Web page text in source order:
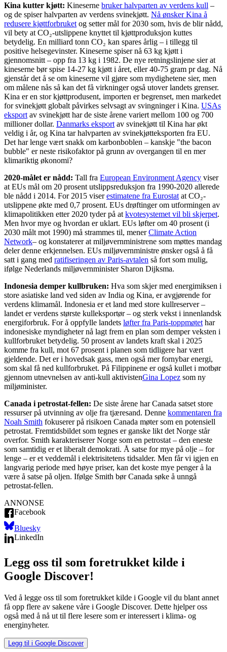
Kina kutter kjøtt: Kineserne bruker halvparten av verdens kull –
og de spiser halvparten av verdens svinekjøtt. Nå ønsker Kina å
redusere kjøttforbruket og setter mål for 2030 som, hvis de blir nådd,
vil bety at CO₂-utslippene knyttet til kjøttproduksjon kuttes
betydelig. En milliard tonn CO₂ kan spares årlig – i tillegg til
positive helsegevinster. Kineserne spiser nå 63 kg kjøtt i
gjennomsnitt – opp fra 13 kg i 1982. De nye retningslinjene sier at
kineserne bør spise 14-27 kg kjøtt i året, eller 40-75 gram pr dag. Nå
gjenstår det å se om kineserne vil gjøre som mydighetene sier, men
om målene nås så kan det få virkninger også utover landets grenser.
Kina er en stor kjøttprodusent, importen er begrenset, men markedet
for svinekjøtt globalt påvirkes selvsagt av svingninger i Kina. USAs
eksport av svinekjøtt har de siste årene variert mellom 100 og 700
millioner dollar. Danmarks eksport av svinekjøtt til Kina har økt
veldig i år, og Kina tar halvparten av svinekjøtteksporten fra EU.
Det har lenge vært snakk om karbonboblen – kanskje "the bacon
bubble" er neste risikofaktor på grunn av overgangen til en mer
klimariktig økonomi?
2020-målet er nådd: Tall fra European Environment Agency viser
at EUs mål om 20 prosent utslippsreduksjon fra 1990-2020 allerede
ble nådd i 2014. For 2015 viserestimatene fra Eurostat at CO₂-
utslippene økte med 0,7 prosent. EUs drøftinger om utformingen av
klimapolitikken etter 2020 tyder på at kvotesystemet vil bli skjerpet.
Men hvor mye og hvordan er uklart. EUs løfter om 40 prosent (i
2030 målt mot 1990) må strammes til, menerClimate Action
Network– og konstaterer at miljøvernministrene som møttes mandag
deler denne erkjennelsen. EUs miljøvernministre ønsker også å få
satt i gang med ratifiseringen av Paris-avtalen så fort som mulig,
ifølge Nederlands miljøvernminister Sharon Dijksma.
Indonesia demper kullbruken: Hva som skjer med energimiksen i
store asiatiske land ved siden av India og Kina, er avgjørende for
verdens klimamål. Indonesia er et land med store kullreserver –
landet er verdens største kulleksportør – og sterk vekst i innenlandsk
energiforbruk. For å oppfylle landets løfter fra Paris-toppmøtet har
indonesiske myndigheter nå lagt frem en plan som demper veksten i
kullforbruket betydelig. 50 prosent av landets kraft skal i 2025
komme fra kull, mot 67 prosent i planen som tidligere har vært
gjeldende. Det er i hovedsak gass, men også mer fornybar energi,
som skal få ned kullforbruket. På Filippinene er også kullet i motbør
gjennom utnevnelsen av anti-kull aktivistenGina Lopez som ny
miljøminister.
Canada i petrostat-fellen: De siste årene har Canada satset store
ressurser på utvinning av olje fra tjæresand. Denne kommentaren fra
Noah Smith fokuserer på risikoen Canada møter som en potensiell
petrostat. Fremtidsbildet som tegnes er ganske likt det Norge står
overfor. Smith karakteriserer Norge som en petrostat – den eneste
som samtidig er et liberalt demokrati. Å satse for mye på olje – for
lenge – er et veddemål i elektrisitetens tidsalder. Men får vi igjen en
langvarig periode med høye priser, kan det koste mye penger å la
være å satse på oljen. Ifølge Smith bør Canada søke å unngå
petrostat-fellen.
ANNONSE
Facebook
Bluesky
LinkedIn
Legg oss til som foretrukket kilde i
Google Discover!
Ved å legge oss til som foretrukket kilde i Google vil du blant annet
få opp flere av sakene våre i Google Discover. Dette hjelper oss
også med å nå ut til flere lesere som er interessert i klima- og
energinyheter.
Legg til i Google Discover